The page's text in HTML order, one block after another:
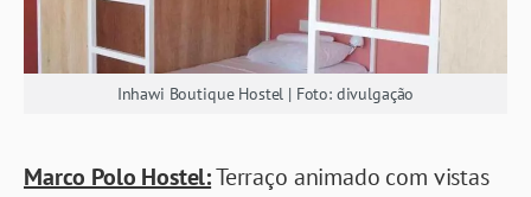
Inhawi Boutique Hostel | Foto: divulgação
Marco Polo Hostel:Terraço animado com vistas